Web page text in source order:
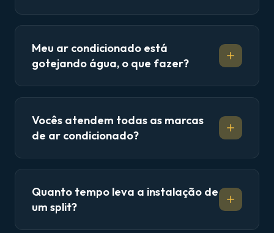
Meu ar condicionado está
gotejando água, o que fazer?
Vocês atendem todas as marcas
de ar condicionado?
Quanto tempo leva a instalação de
um split?